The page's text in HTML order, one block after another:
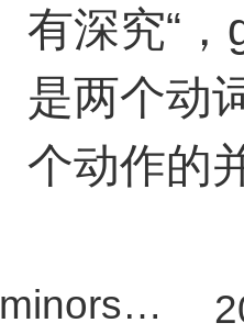
有深究“
是两个动
个动作的
minorshunv